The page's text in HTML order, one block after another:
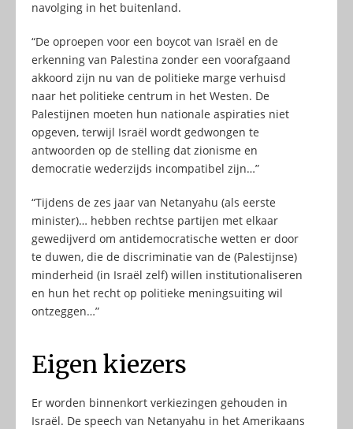
navolging in het buitenland.
“De oproepen voor een boycot van Israël en de
erkenning van Palestina zonder een voorafgaand
akkoord zijn nu van de politieke marge verhuisd
naar het politieke centrum in het Westen. De
Palestijnen moeten hun nationale aspiraties niet
opgeven, terwijl Israël wordt gedwongen te
antwoorden op de stelling dat zionisme en
democratie wederzijds incompatibel zijn…”
“Tijdens de zes jaar van Netanyahu (als eerste
minister)… hebben rechtse partijen met elkaar
gewedijverd om antidemocratische wetten er door
te duwen, die de discriminatie van de (Palestijnse)
minderheid (in Israël zelf) willen institutionaliseren
en hun het recht op politieke meningsuiting wil
ontzeggen…”
Eigen kiezers
Er worden binnenkort verkiezingen gehouden in
Israël. De speech van Netanyahu in het Amerikaans